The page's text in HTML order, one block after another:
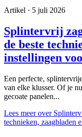
Artikel · 5 juli 2026
Splintervrij
de beste
instellingen
Een perfecte,
van elke klusser. Of je
gecoate panelen...
Lees meerover
technieken, zaagbladen